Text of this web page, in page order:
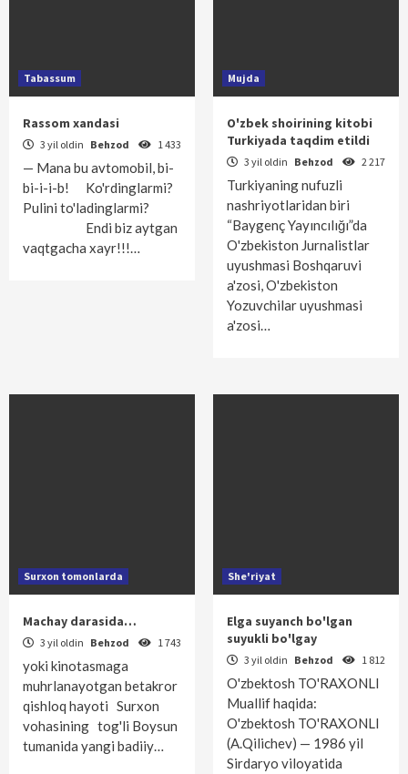
Tabassum
Rassom xandasi
3 yil oldin Behzod 1 433
— Mana bu avtomobil, bi-
bi-i-i-b! Ko'rdinglarmi?
Pulini to'ladinglarmi?
Endi biz aytgan
vaqtgacha xayr!!!…
Mujda
O'zbek shoirining kitobi
Turkiyada taqdim etildi
3 yil oldin Behzod 2 217
Turkiyaning nufuzli
nashriyotlaridan biri
“Baygenç Yayıncılığı”da
O'zbekiston Jurnalistlar
uyushmasi Boshqaruvi
a'zosi, O'zbekiston
Yozuvchilar uyushmasi
a'zosi…
Surxon tomonlarda
Machay darasida…
3 yil oldin Behzod 1 743
yoki kinotasmaga
muhrlanayotgan betakror
qishloq hayoti Surxon
vohasining tog'li Boysun
tumanida yangi badiiy…
She'riyat
Elga suyanch bo'lgan
suyukli bo'lgay
3 yil oldin Behzod 1 812
O'zbektosh TO'RAXONLI
Muallif haqida:
O'zbektosh TO'RAXONLI
(A.Qilichev) — 1986 yil
Sirdaryo viloyatida